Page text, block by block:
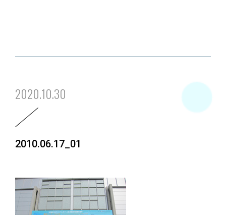
2020.10.30
2010.06.17_01